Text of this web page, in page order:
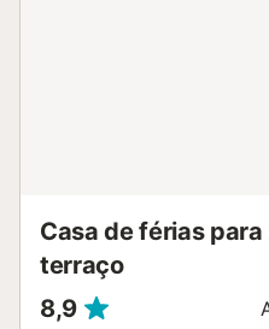
Casa de férias
terraço
8,9